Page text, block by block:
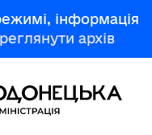
інформація
архів